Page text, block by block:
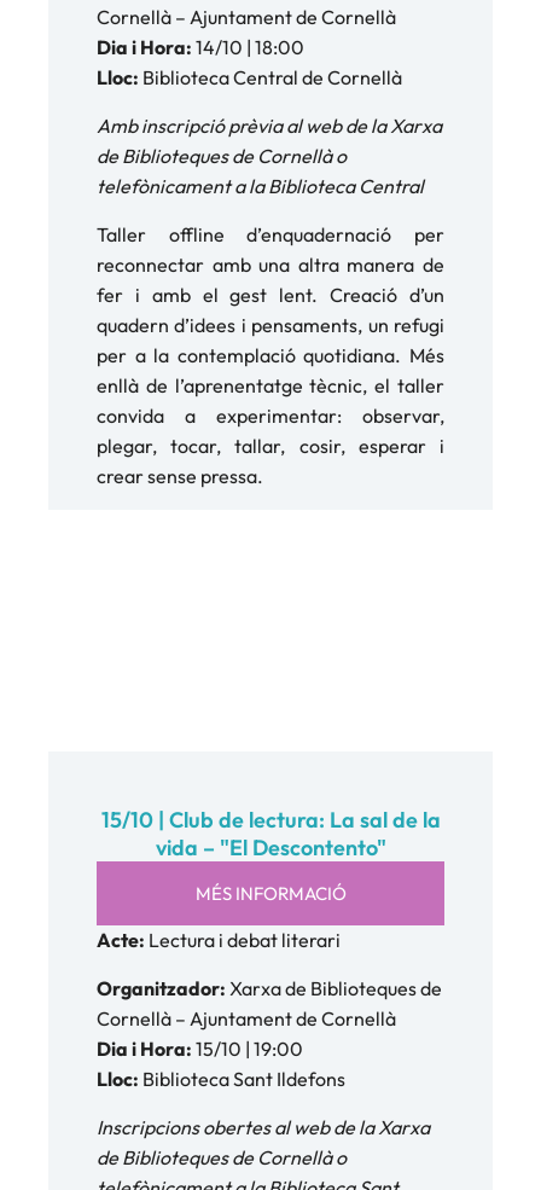
Cornellà – Ajuntament de Cornellà
Dia i Hora: 14/10 | 18:00
Lloc: Biblioteca Central de Cornellà
Amb inscripció prèvia al web de la Xarxa
de Biblioteques de Cornellà o
telefònicament a la Biblioteca Central
Taller offline d’enquadernació per
reconnectar amb una altra manera de
fer i amb el gest lent. Creació d’un
quadern d’idees i pensaments, un refugi
per a la contemplació quotidiana. Més
enllà de l’aprenentatge tècnic, el taller
convida a experimentar: observar,
plegar, tocar, tallar, cosir, esperar i
crear sense pressa.
15/10 | Club de lectura: La sal de la
vida – "El Descontento"
MÉS INFORMACIÓ
Acte: Lectura i debat literari
Organitzador: Xarxa de Biblioteques de
Cornellà – Ajuntament de Cornellà
Dia i Hora: 15/10 | 19:00
Lloc: Biblioteca Sant Ildefons
Inscripcions obertes al web de la Xarxa
de Biblioteques de Cornellà o